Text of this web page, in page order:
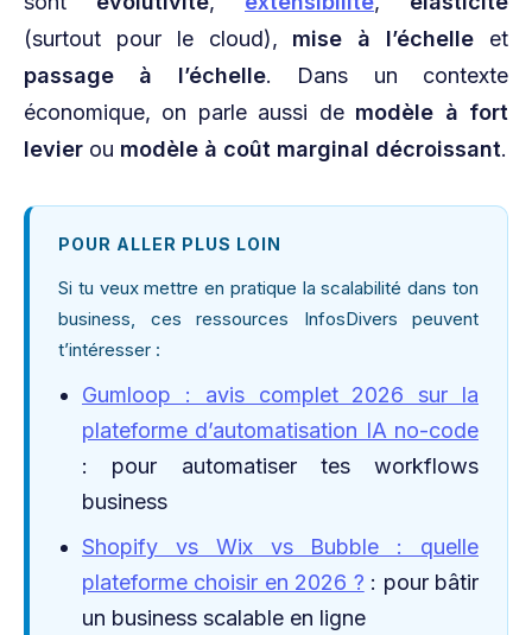
(surtout pour le cloud), mise à l’échelle et
passage à l’échelle. Dans un contexte
économique, on parle aussi de modèle à fort
levier ou modèle à coût marginal décroissant.
POUR ALLER PLUS LOIN
Si tu veux mettre en pratique la scalabilité dans ton
business, ces ressources InfosDivers peuvent
t’intéresser :
Gumloop : avis complet 2026 sur la
plateforme d’automatisation IA no-code
: pour automatiser tes workflows
business
Shopify vs Wix vs Bubble : quelle
plateforme choisir en 2026 ? : pour bâtir
un business scalable en ligne